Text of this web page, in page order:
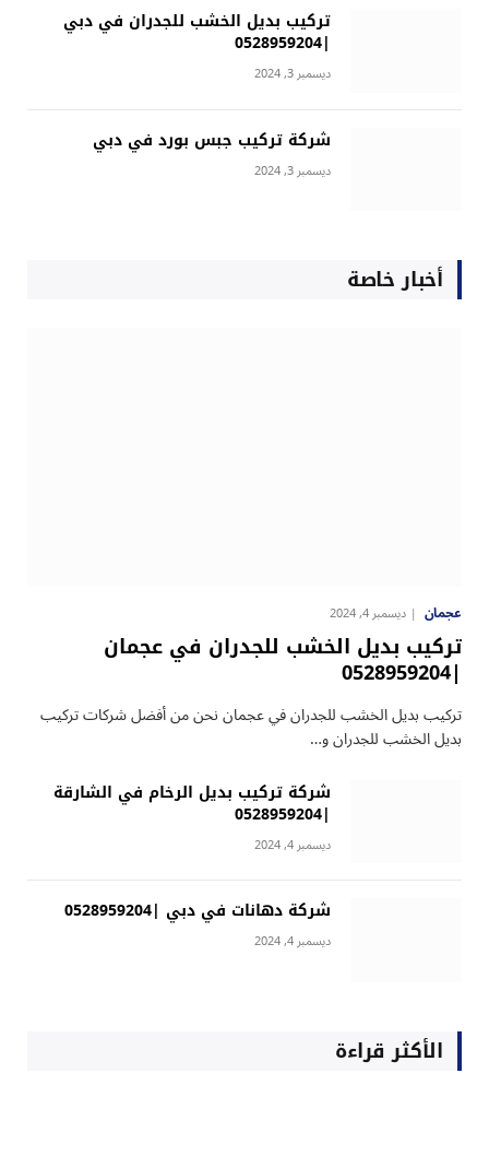
تركيب بديل الخشب للجدران في دبي
|0528959204
ديسمبر 3, 2024
شركة تركيب جبس بورد في دبي
ديسمبر 3, 2024
أخبار خاصة
عجمان ديسمبر 4, 2024
تركيب بديل الخشب للجدران في عجمان
|0528959204
تركيب بديل الخشب للجدران في عجمان نحن من أفضل شركات تركيب
بديل الخشب للجدران و…
شركة تركيب بديل الرخام في الشارقة
|0528959204
ديسمبر 4, 2024
شركة دهانات في دبي |0528959204
ديسمبر 4, 2024
الأكثر قراءة